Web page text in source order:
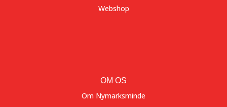
Webshop
OM OS
Om Nymarksminde